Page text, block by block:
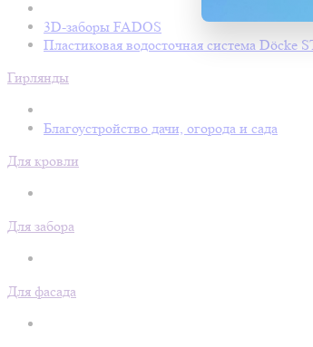
3D-заборы FADOS
Пластиковая водосточная система Döcke
Гирлянды
Благоустройство дачи, огорода и сада
Для кровли
Для забора
Для фасада